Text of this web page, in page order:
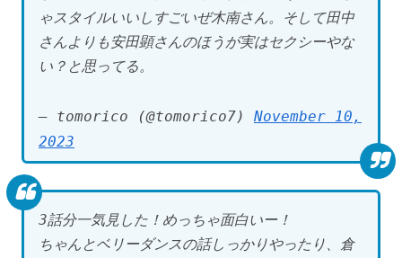
ゃスタイルいいしすごいぜ木南さん。そして田中
さんよりも安田顕さんのほうが実はセクシーやな
い？と思ってる。
— tomorico (@tomorico7) November 10,
2023
3話分一気見した！めっちゃ面白いー！
ちゃんとベリーダンスの話しっかりやったり、倉